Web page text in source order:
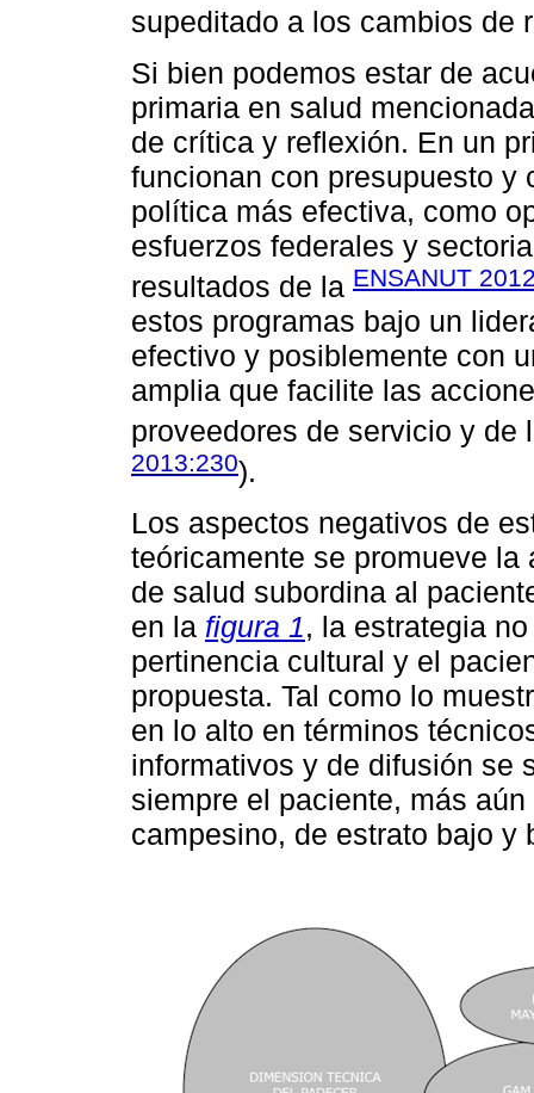
supeditado a los cambios de
Si bien podemos estar de
primaria en salud
de crítica y reflexión. En un
funcionan con presupuesto y
política más efectiva, como
esfuerzos federales y
resultados de la ENSANUT
estos programas bajo un
efectivo y posiblemente con
amplia que facilite las
proveedores de servicio y de
2013:230).
Los aspectos negativos de
teóricamente se promueve
de salud subordina al
en la figura 1, la estrategia
pertinencia cultural y el
propuesta. Tal como lo
en lo alto en términos
informativos y de difusión se
siempre el paciente, más
campesino, de estrato bajo y